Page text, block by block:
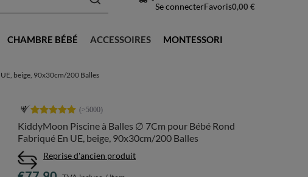
Se connecterFavoris0,00 €
CHAMBRE BÉBÉ ACCESSOIRES MONTESSORI
beige, 90x30cm/200 Balles
KiddyMoon Piscine à Balles ∅ 7Cm pour Bébé Rond
Fabriqué En UE, beige, 90x30cm/200 Balles
Reprise d'ancien produit